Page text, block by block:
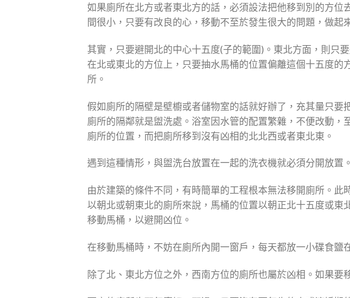
如果廁所在北方或者東北方的話，必須設法把他移到別的方
間很小，只要有改良的心，移動不至於發生很大的問題，做起
其實，只要避開北的中心十五度(子的範圍)。東北方面，則只
在北或東北的方位上，只要抽水馬桶的位置偏離這個十五度
所。
假如廁所的隔壁是壁櫥或者儲物室的話就好辦了，充其量只
廁所的隔鄰就是盥洗處。浴室因水管的配置繁雜，不便改動
廁所的位置，而把廁所移到沒有凶相的北北西或者東北東。
遇到這種情形，與盥洗台放置在一起的洗衣機就必須分開放
由於建築的條件不同，有時簡單的工程根本無法移開廁所。此
以朝北或朝東北的廁所來說，馬桶的位置以朝正北十五度或
移動馬桶，以避開凶位。
在移動馬桶時，不妨在廁所內開一窗戶，每天都放一小碟食
除了北、東北方位之外，西南方位的廁所也屬於凶相。如果要